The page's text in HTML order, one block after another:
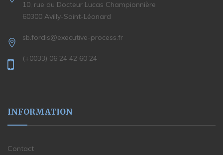
10, rue du Docteur Lucas Championnière
60300 Avilly-Saint-Léonard
sb.fordis@executive-process.fr
(+0033) 06 24 42 60 24
INFORMATION
Contact